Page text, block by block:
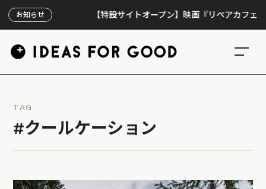
お知らせ 【特設サイトオープン】映画『リペアカフェ』、上
TAG
#クールケーション